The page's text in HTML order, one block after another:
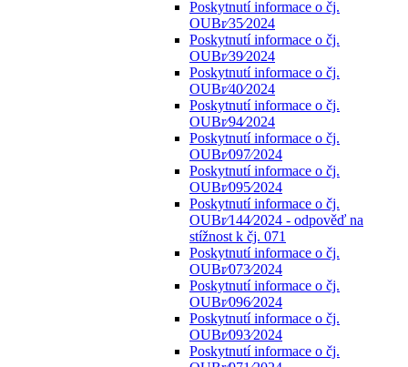
Poskytnutí informace o čj.
OUBr⁄35⁄2024
Poskytnutí informace o čj.
OUBr⁄39⁄2024
Poskytnutí informace o čj.
OUBr⁄40⁄2024
Poskytnutí informace o čj.
OUBr⁄94⁄2024
Poskytnutí informace o čj.
OUBr⁄097⁄2024
Poskytnutí informace o čj.
OUBr⁄095⁄2024
Poskytnutí informace o čj.
OUBr⁄144⁄2024 - odpověď na
stížnost k čj. 071
Poskytnutí informace o čj.
OUBr⁄073⁄2024
Poskytnutí informace o čj.
OUBr⁄096⁄2024
Poskytnutí informace o čj.
OUBr⁄093⁄2024
Poskytnutí informace o čj.